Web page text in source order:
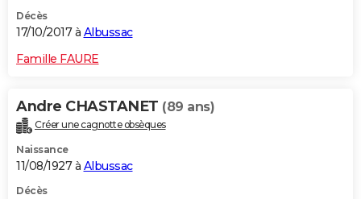
Décès
17/10/2017 à Albussac
Famille FAURE
Andre CHASTANET (89 ans)
Créer une cagnotte obsèques
Naissance
11/08/1927 à Albussac
Décès